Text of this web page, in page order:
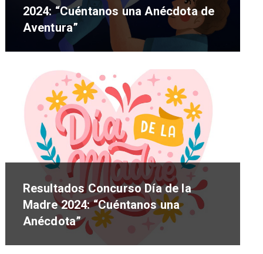
2024: “Cuéntanos una Anécdota de
Aventura”
Resultados Concurso Día de la
Madre 2024: “Cuéntanos una
Anécdota”